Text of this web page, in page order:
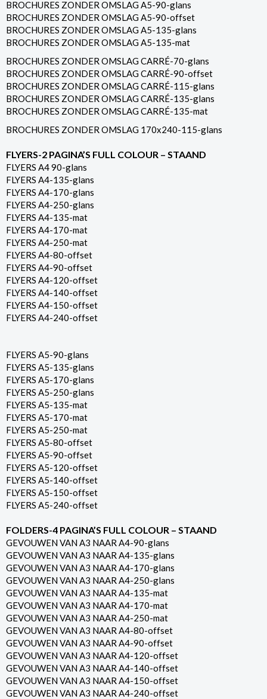
BROCHURES ZONDER OMSLAG A5-90-glans
BROCHURES ZONDER OMSLAG A5-90-offset
BROCHURES ZONDER OMSLAG A5-135-glans
BROCHURES ZONDER OMSLAG A5-135-mat
BROCHURES ZONDER OMSLAG CARRÉ-70-glans
BROCHURES ZONDER OMSLAG CARRÉ-90-offset
BROCHURES ZONDER OMSLAG CARRÉ-115-glans
BROCHURES ZONDER OMSLAG CARRÉ-135-glans
BROCHURES ZONDER OMSLAG CARRÉ-135-mat
BROCHURES ZONDER OMSLAG 170x240-115-glans
FLYERS-2 PAGINA’S FULL COLOUR – STAAND
FLYERS A4 90-glans
FLYERS A4-135-glans
FLYERS A4-170-glans
FLYERS A4-250-glans
FLYERS A4-135-mat
FLYERS A4-170-mat
FLYERS A4-250-mat
FLYERS A4-80-offset
FLYERS A4-90-offset
FLYERS A4-120-offset
FLYERS A4-140-offset
FLYERS A4-150-offset
FLYERS A4-240-offset
FLYERS A5-90-glans
FLYERS A5-135-glans
FLYERS A5-170-glans
FLYERS A5-250-glans
FLYERS A5-135-mat
FLYERS A5-170-mat
FLYERS A5-250-mat
FLYERS A5-80-offset
FLYERS A5-90-offset
FLYERS A5-120-offset
FLYERS A5-140-offset
FLYERS A5-150-offset
FLYERS A5-240-offset
FOLDERS-4 PAGINA’S FULL COLOUR – STAAND
GEVOUWEN VAN A3 NAAR A4-90-glans
GEVOUWEN VAN A3 NAAR A4-135-glans
GEVOUWEN VAN A3 NAAR A4-170-glans
GEVOUWEN VAN A3 NAAR A4-250-glans
GEVOUWEN VAN A3 NAAR A4-135-mat
GEVOUWEN VAN A3 NAAR A4-170-mat
GEVOUWEN VAN A3 NAAR A4-250-mat
GEVOUWEN VAN A3 NAAR A4-80-offset
GEVOUWEN VAN A3 NAAR A4-90-offset
GEVOUWEN VAN A3 NAAR A4-120-offset
GEVOUWEN VAN A3 NAAR A4-140-offset
GEVOUWEN VAN A3 NAAR A4-150-offset
GEVOUWEN VAN A3 NAAR A4-240-offset